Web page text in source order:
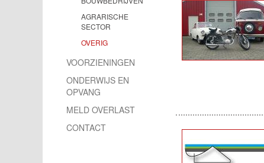
AGRARISCHE
SECTOR
OVERIG
VOORZIENINGEN
ONDERWIJS EN
OPVANG
MELD OVERLAST
CONTACT